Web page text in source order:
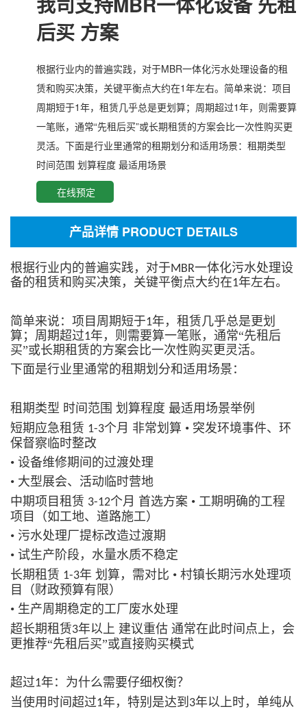
后买 方案
根据行业内的普遍实践，对于MBR一体化污水处理设备的租
赁和购买决策，关键平衡点大约在1年左右。简单来说：项目
周期短于1年，租赁几乎总是更划算；周期超过1年，则需要算
一笔账，通常“先租后买”或长期租赁的方案会比一次性购买更
灵活。下面是行业里通常的租期划分和适用场景：租期类型
时间范围 划算程度 最适用场景
在线预定
产品详情 PRODUCT DETAILS
根据行业内的普遍实践，对于MBR一体化污水处理设
备的租赁和购买决策，关键平衡点大约在1年左右。
简单来说：项目周期短于1年，租赁几乎总是更划
算；周期超过1年，则需要算一笔账，通常“先租后
买”或长期租赁的方案会比一次性购买更灵活。
下面是行业里通常的租期划分和适用场景：
租期类型 时间范围 划算程度 最适用场景举例
短期应急租赁 1-3个月 非常划算 • 突发环境事件、环
保督察临时整改
• 设备维修期间的过渡处理
• 大型展会、活动临时营地
中期项目租赁 3-12个月 首选方案 • 工期明确的工程
项目（如工地、道路施工）
• 污水处理厂提标改造过渡期
• 试生产阶段，水量水质不稳定
长期租赁 1-3年 划算，需对比 • 村镇长期污水处理项
目（财政预算有限）
• 生产周期稳定的工厂废水处理
超长期租赁3年以上 建议重估 通常在此时间点上，会
更推荐“先租后买”或直接购买模式
超过1年：为什么需要仔细权衡？
当使用时间超过1年，特别是达到 3年以上时，单纯从